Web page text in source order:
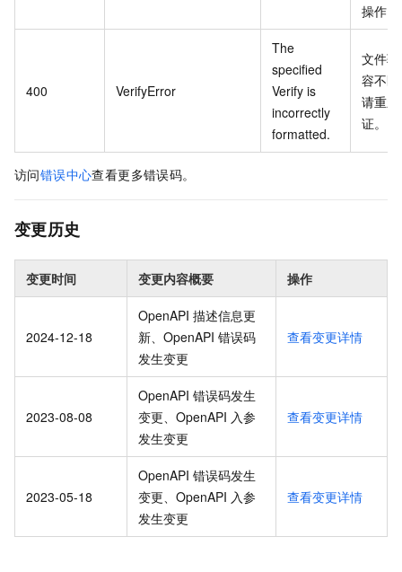
操作。
400 VerifyError
The
specified
Verify is
incorrectly
formatted.
文件
容不
请重
证。
访问错误中心查看更多错误码。
变更历史
变更时间 变更内容概要 操作
2024-12-18
OpenAPI 描述信息更
新、OpenAPI 错误码
发生变更
查看变更详情
2023-08-08
OpenAPI 错误码发生
变更、OpenAPI 入参
发生变更
查看变更详情
2023-05-18
OpenAPI 错误码发生
变更、OpenAPI 入参
发生变更
查看变更详情